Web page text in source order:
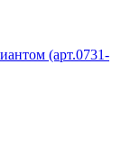
(арт.0731-